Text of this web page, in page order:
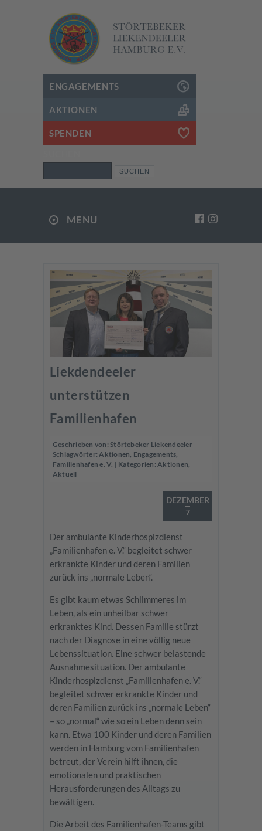
ENGAGEMENTS
AKTIONEN
SPENDEN
MENU
Liekdendeeler
unterstützen
Familienhafen
Geschrieben von: Störtebeker Liekendeeler
Schlagwörter: Aktionen Engagements
Familienhafen e. V. | Kategorien: Aktionen
Aktuell
DEZEMBER
7
Der ambulante Kinderhospizdienst
„Familienhafen e. V.“ begleitet schwer
erkrankte Kinder und deren Familien
zurück ins „normale Leben“.
Es gibt kaum etwas Schlimmeres im
Leben, als ein unheilbar schwer
erkranktes Kind. Dessen Familie stürzt
nach der Diagnose in eine völlig neue
Lebenssituation. Eine schwer belastende
Ausnahmesituation. Der ambulante
Kinderhospizdienst „Familienhafen e. V.“
begleitet schwer erkrankte Kinder und
deren Familien zurück ins „normale Leben“
– so „normal“ wie so ein Leben denn sein
kann. Etwa 100 Kinder und deren Familien
werden in Hamburg vom Familienhafen
betreut, der Verein hilft ihnen, die
emotionalen und praktischen
Herausforderungen des Alltags zu
bewältigen.
Die Arbeit des Familienhafen-Teams gibt